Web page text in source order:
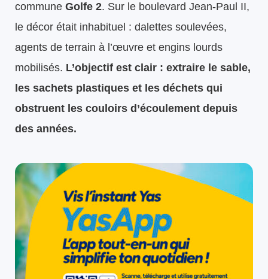
commune Golfe 2. Sur le boulevard Jean-Paul II,
le décor était inhabituel : dalettes soulevées,
agents de terrain à l’œuvre et engins lourds
mobilisés. L’objectif est clair : extraire le sable,
les sachets plastiques et les déchets qui
obstruent les couloirs d’écoulement depuis
des années.